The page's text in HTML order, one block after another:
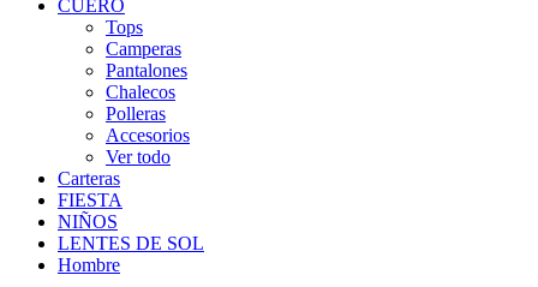
CUERO
Tops
Camperas
Pantalones
Chalecos
Polleras
Accesorios
Ver todo
Carteras
FIESTA
NIÑOS
LENTES DE SOL
Hombre